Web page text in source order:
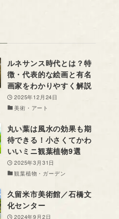
ルネサンス時代とは？特
徴・代表的な絵画と有名
画家をわかりやすく解説
2025年12月24日
美術・アート
丸い葉は風水の効果も期
待できる！小さくてかわ
いいミニ観葉植物9選
2025年3月31日
観葉植物・ガーデン
久留米市美術館／石橋文
化センター
2024年9月2日